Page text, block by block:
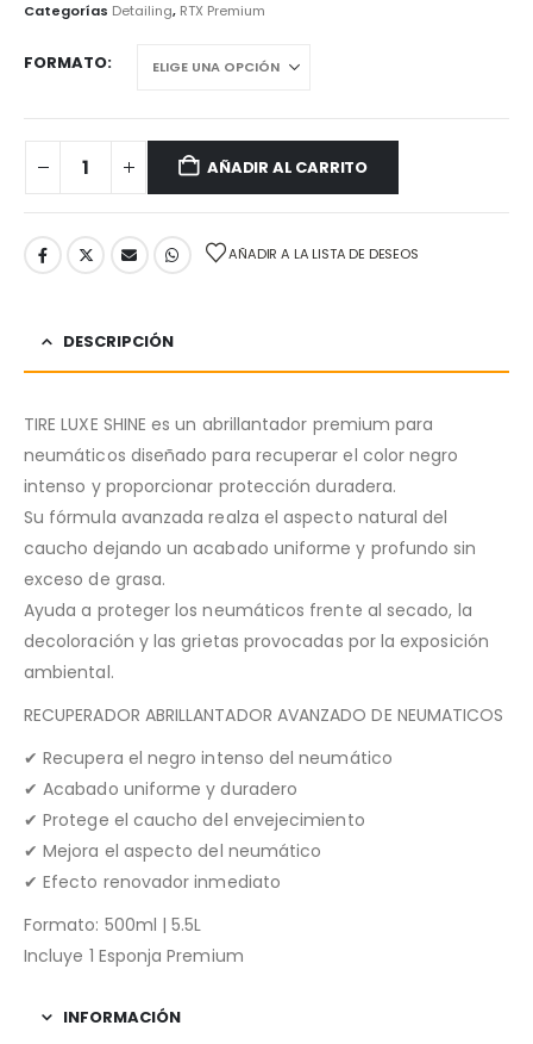
Categorías Detailing, RTX Premium
FORMATO
AÑADIR AL CARRITO
AÑADIR A LA LISTA DE DESEOS
DESCRIPCIÓN
TIRE LUXE SHINE es un abrillantador premium para
neumáticos diseñado para recuperar el color negro
intenso y proporcionar protección duradera.
Su fórmula avanzada realza el aspecto natural del
caucho dejando un acabado uniforme y profundo sin
exceso de grasa.
Ayuda a proteger los neumáticos frente al secado, la
decoloración y las grietas provocadas por la exposición
ambiental.
RECUPERADOR ABRILLANTADOR AVANZADO DE NEUMATICOS
✔ Recupera el negro intenso del neumático
✔ Acabado uniforme y duradero
✔ Protege el caucho del envejecimiento
✔ Mejora el aspecto del neumático
✔ Efecto renovador inmediato
Formato: 500ml | 5.5L
Incluye 1 Esponja Premium
INFORMACIÓN